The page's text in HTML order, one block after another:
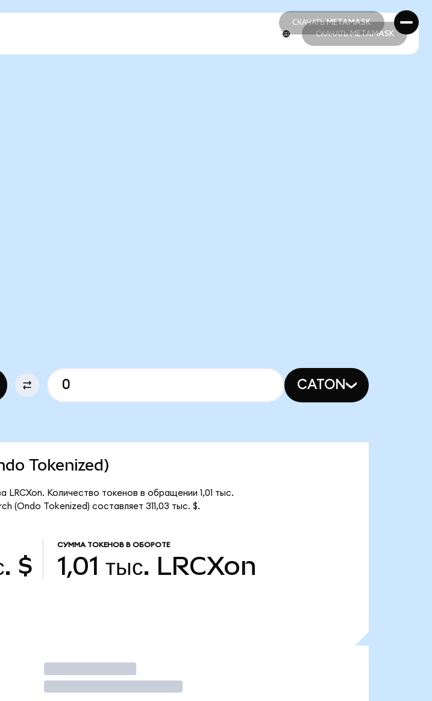
СКАЧАТЬ METAMASK
СКАЧАТЬ METAMASK
СКАЧАТЬ METAMASK
CATON
Tokenized)
LRCXon. Количество токенов в обращении 1,01 тыс.
(Ondo Tokenized) составляет 311,03 тыс. $.
$
СУММА ТОКЕНОВ В ОБОРОТЕ
1,01 тыс. LRCXon
Торговать